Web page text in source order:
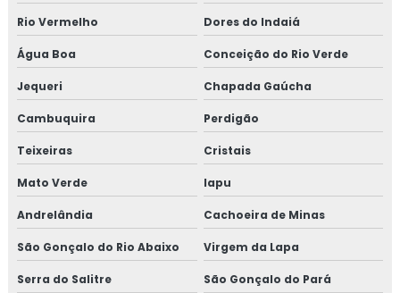
Rio Vermelho Dores do Indaiá
Água Boa Conceição do Rio Verde
Jequeri Chapada Gaúcha
Cambuquira Perdigão
Teixeiras Cristais
Mato Verde Iapu
Andrelândia Cachoeira de Minas
São Gonçalo do Rio Abaixo Virgem da Lapa
Serra do Salitre São Gonçalo do Pará